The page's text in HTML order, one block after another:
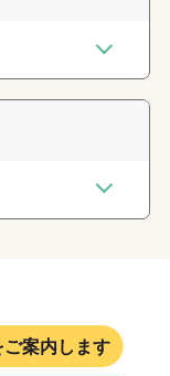
案内します